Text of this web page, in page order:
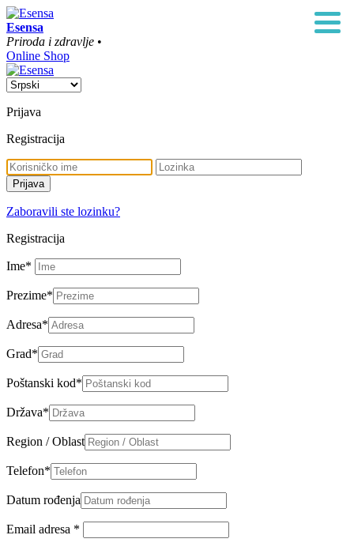
Esensa
Priroda i zdravlje •
Online Shop
Prijava
Registracija
Zaboravili ste lozinku?
Registracija
Ime*
Prezime*
Adresa*
Grad*
Poštanski kod*
Država*
Region / Oblast
Telefon*
Datum rođenja
Email adresa *